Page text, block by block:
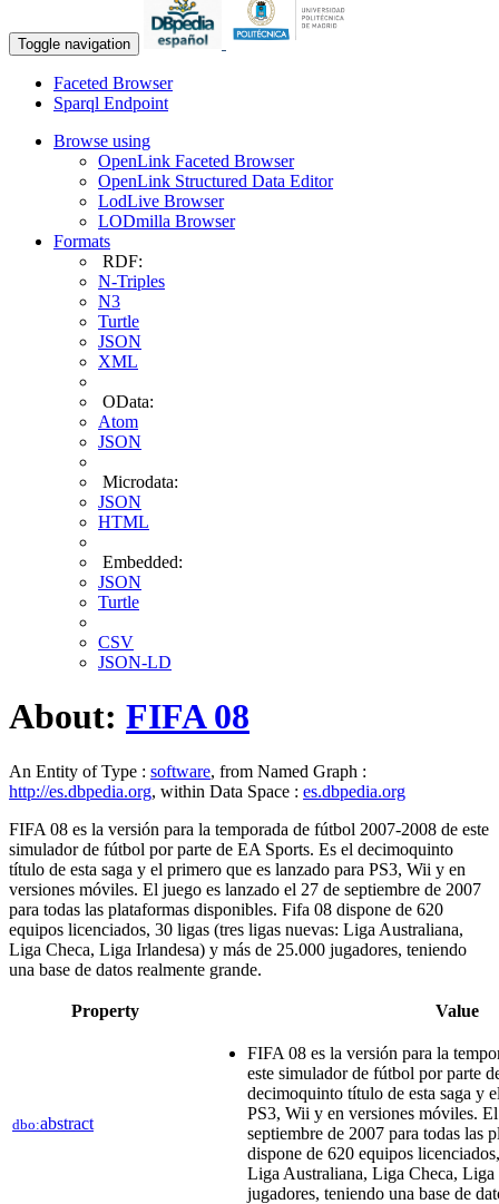
Toggle navigation
Faceted Browser
Sparql Endpoint
Browse using
OpenLink Faceted Browser
OpenLink Structured Data Editor
LodLive Browser
LODmilla Browser
Formats
RDF:
N-Triples
N3
Turtle
JSON
XML
OData:
Atom
JSON
Microdata:
JSON
HTML
Embedded:
JSON
Turtle
CSV
JSON-LD
About: FIFA 08
An Entity of Type : software, from Named Graph :
http://es.dbpedia.org, within Data Space : es.dbpedia.org
FIFA 08 es la versión para la temporada de fútbol 2007-2008 de este
simulador de fútbol por parte de EA Sports. Es el decimoquinto
título de esta saga y el primero que es lanzado para PS3, Wii y en
versiones móviles. El juego es lanzado el 27 de septiembre de 2007
para todas las plataformas disponibles. Fifa 08 dispone de 620
equipos licenciados, 30 ligas (tres ligas nuevas: Liga Australiana,
Liga Checa, Liga Irlandesa) y más de 25.000 jugadores, teniendo
una base de datos realmente grande.
Property Value
dbo:abstract
FIFA 08 es la versión para la
este simulador de fútbol por parte
decimoquinto título de esta saga y
PS3, Wii y en versiones móviles.
septiembre de 2007 para todas las
dispone de 620 equipos
Liga Australiana, Liga Checa, Liga
jugadores, teniendo una base de